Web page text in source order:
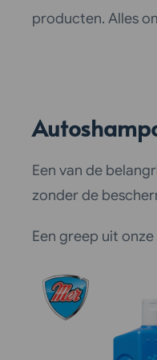
producten. Alles
Een van de
zonder de
Een greep uit